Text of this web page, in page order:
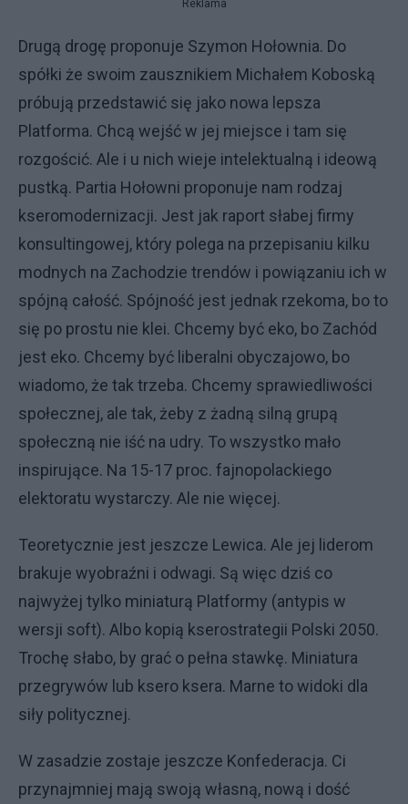
Reklama
Drugą drogę proponuje Szymon Hołownia. Do
spółki że swoim zausznikiem Michałem Koboską
próbują przedstawić się jako nowa lepsza
Platforma. Chcą wejść w jej miejsce i tam się
rozgościć. Ale i u nich wieje intelektualną i ideową
pustką. Partia Hołowni proponuje nam rodzaj
kseromodernizacji. Jest jak raport słabej firmy
konsultingowej, który polega na przepisaniu kilku
modnych na Zachodzie trendów i powiązaniu ich w
spójną całość. Spójność jest jednak rzekoma, bo to
się po prostu nie klei. Chcemy być eko, bo Zachód
jest eko. Chcemy być liberalni obyczajowo, bo
wiadomo, że tak trzeba. Chcemy sprawiedliwości
społecznej, ale tak, żeby z żadną silną grupą
społeczną nie iść na udry. To wszystko mało
inspirujące. Na 15-17 proc. fajnopolackiego
elektoratu wystarczy. Ale nie więcej.
Teoretycznie jest jeszcze Lewica. Ale jej liderom
brakuje wyobraźni i odwagi. Są więc dziś co
najwyżej tylko miniaturą Platformy (antypis w
wersji soft). Albo kopią kserostrategii Polski 2050.
Trochę słabo, by grać o pełna stawkę. Miniatura
przegrywów lub ksero ksera. Marne to widoki dla
siły politycznej.
W zasadzie zostaje jeszcze Konfederacja. Ci
przynajmniej mają swoją własną, nową i dość